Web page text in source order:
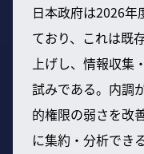
日本政府は2026年
ており、これは既
上げし、情報収集
試みである。内調
的権限の弱さを改
に集約・分析でき